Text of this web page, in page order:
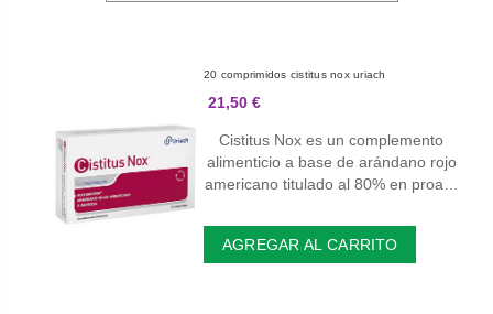
20 comprimidos cistitus nox uriach
21,50 €
Cistitus Nox es un complemento
alimenticio a base de arándano rojo
americano titulado al 80% en proa…
AGREGAR AL CARRITO